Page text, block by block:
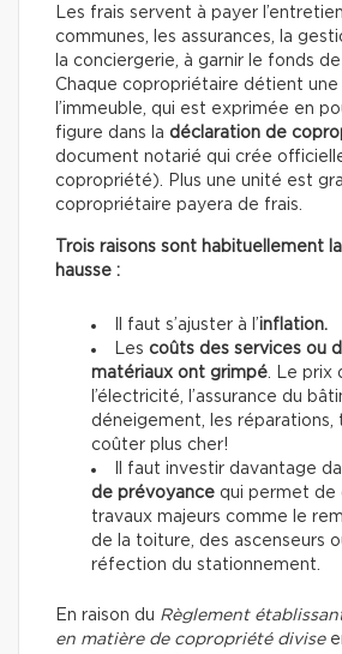
Les frais servent à payer
communes, les assurances, la
la conciergerie, à garnir le fonds
Chaque copropriétaire détient une
l’immeuble, qui est exprimée en
figure dans la déclaration de
document notarié qui crée
copropriété). Plus une unité est
copropriétaire payera de frais.
Trois raisons sont habituellement
hausse :
Il faut s’ajuster à l’inflation.
Les coûts des services ou
matériaux ont grimpé. Le prix
l’électricité, l’assurance du
déneigement, les
coûter plus cher!
Il faut investir davantage
de prévoyance qui permet de
travaux majeurs comme le
de la toiture, des ascenseurs
réfection du stationnement.
En raison du Règlement
en matière de copropriété divise